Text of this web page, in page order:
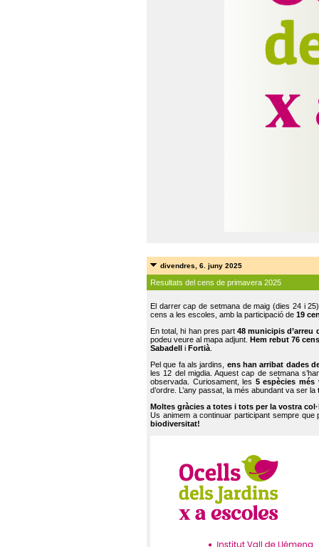
divendres, 6. juny 2025
Resultats del cens de primavera 2025
El darrer cap de setmana de maig (dies 24 i
cens a les escoles, amb la participació de 19
En total, hi han pres part48 municipis d’arreu
podeu veure al mapa adjunt. Hem rebut 76
Sabadell
i Fortià.
Pel que fa als jardins, ens han arribat dades
les 12 del migdia. Aquest cap de setmana
observada. Curiosament, les 5 espècies més
d’ordre. L’any passat, la més abundant va ser la
Moltes gràcies a totes i tots per la vostra
Us animem a continuar participant sempre que
biodiversitat!